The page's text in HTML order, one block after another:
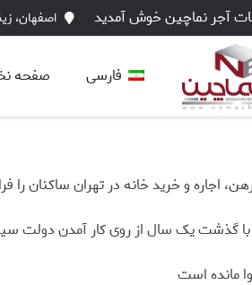
آجر نماچین خوش آمدید اصفهان، زینبیه،
فارسی صفحه
اجاره و خرید خانه در تهران ساکنان
با گذشت یک سال از روی کار آمدن دولت
مانده است